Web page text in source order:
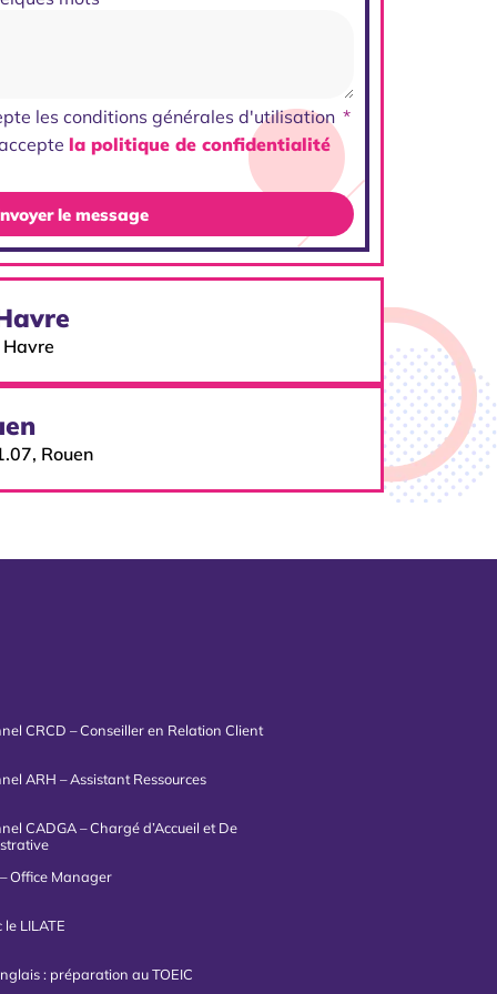
les conditions générales d'utilisation
la politique de confidentialité
le message
Havre
Rouen
CRCD – Conseiller en Relation Client
ARH – Assistant Ressources
CADGA – Chargé d’Accueil et De
Office Manager
LILATE
: préparation au TOEIC